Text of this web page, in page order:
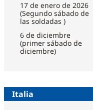
17 de enero de 2026
(Segundo sábado de
las soldadas )
6 de diciembre
(primer sábado de
diciembre)
Italia